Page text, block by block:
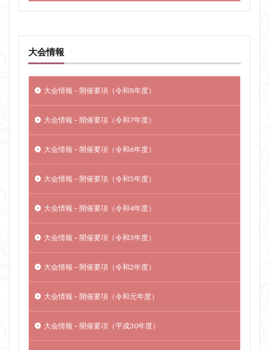
大会情報
大会情報 – 開催要項（令和8年度）
大会情報 – 開催要項（令和7年度）
大会情報 – 開催要項（令和6年度）
大会情報 – 開催要項（令和5年度）
大会情報 – 開催要項（令和4年度）
大会情報 – 開催要項（令和3年度）
大会情報 – 開催要項（令和2年度）
大会情報 – 開催要項（令和元年度）
大会情報 – 開催要項（平成30年度）